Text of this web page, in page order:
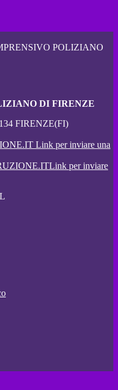
POLIZIANO
DI FIRENZE
FIRENZE(FI)
Link per inviare una
Link per inviare